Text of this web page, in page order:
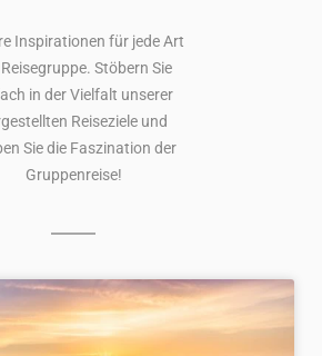
Inspirationen für jede Art
Stöbern Sie
in der Vielfalt unserer
Reiseziele und
Sie die Faszination der
Gruppenreise!